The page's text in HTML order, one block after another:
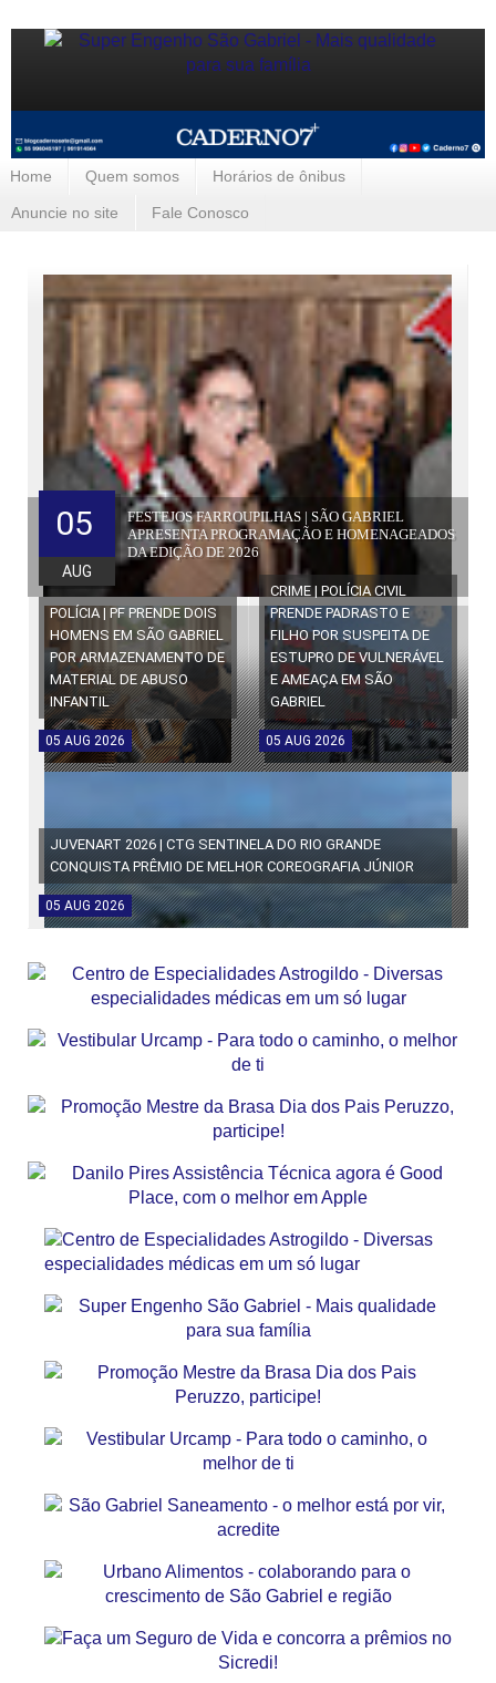
Home Quem somos Horários de ônibus
Anuncie no site Fale Conosco
FESTEJOS FARROUPILHAS | SÃO GABRIEL
APRESENTA PROGRAMAÇÃO E HOMENAGEADOS
DA EDIÇÃO DE 2026
05
AUG
POLÍCIA | PF PRENDE DOIS
HOMENS EM SÃO GABRIEL
POR ARMAZENAMENTO DE
MATERIAL DE ABUSO
INFANTIL
05 AUG 2026
CRIME | POLÍCIA CIVIL
PRENDE PADRASTO E
FILHO POR SUSPEITA DE
ESTUPRO DE VULNERÁVEL
E AMEAÇA EM SÃO
GABRIEL
05 AUG 2026
JUVENART 2026 | CTG SENTINELA DO RIO GRANDE
CONQUISTA PRÊMIO DE MELHOR COREOGRAFIA JÚNIOR
05 AUG 2026